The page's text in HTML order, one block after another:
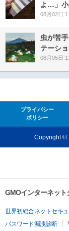
よ…」小
08月02日
虫が苦
テーシ
08月05日
プライバシー
ポリシー
Copyright ©
GMOインターネッ
世界初総合ネットセキ
パスワード漏洩診断